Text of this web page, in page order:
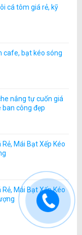
cá tôm giá rẻ, kỹ
cafe, bạt kéo sóng
nắng tự cuốn giá
ban công đẹp
Mái Bạt Xếp Kéo
Mái Bạt Xếp Kéo